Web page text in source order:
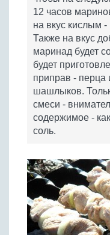
12 часов
на вкус кислым
Также на вкус
маринад будет
будет
приправ - перца
шашлыков.
смеси -
содержимое -
соль.